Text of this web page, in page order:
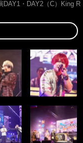
DAY1・DAY2（C）King R